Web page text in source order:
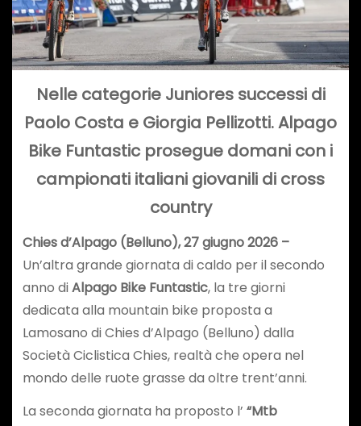
Nelle categorie Juniores successi di
Paolo Costa e Giorgia Pellizotti. Alpago
Bike Funtastic prosegue domani con i
campionati italiani giovanili di cross
country
Chies d’Alpago (Belluno), 27 giugno 2026 –
Un’altra grande giornata di caldo per il secondo
anno diAlpago Bike Funtastic, la tre giorni
dedicata alla mountain bike proposta a
Lamosano di Chies d’Alpago (Belluno) dalla
Società Ciclistica Chies, realtà che opera nel
mondo delle ruote grasse da oltre trent’anni.
La seconda giornata ha proposto l’ “Mtb